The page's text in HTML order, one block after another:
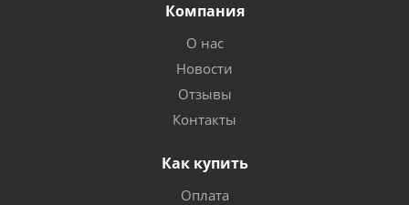
Компания
О нас
Новости
Отзывы
Контакты
Как купить
Оплата